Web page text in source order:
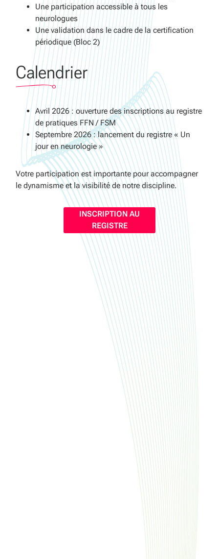
Une participation accessible à tous les
neurologues
Une validation dans le cadre de la certification
périodique (Bloc 2)
Calendrier
Avril 2026 : ouverture des inscriptions au registre
de pratiques FFN / FSM
Septembre 2026 : lancement du registre « Un
jour en neurologie »
Votre participation est importante pour accompagner
le dynamisme et la visibilité de notre discipline.
INSCRIPTION AU
REGISTRE